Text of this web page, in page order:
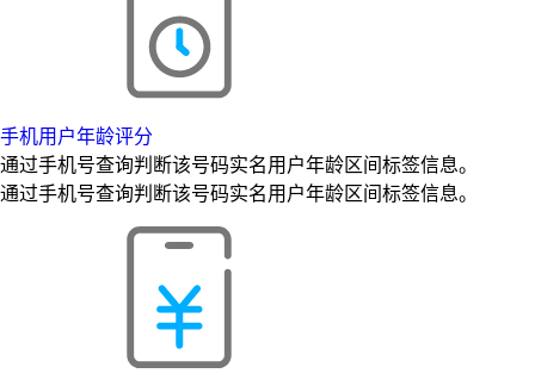
手机用户年龄评分
通过手机号查询判断该号码实名用户年龄区间标签信息。
通过手机号查询判断该号码实名用户年龄区间标签信息。